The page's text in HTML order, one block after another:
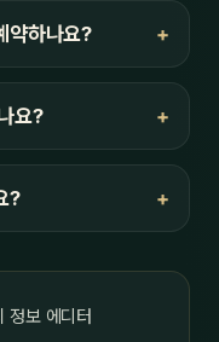
약하나요?
요?
?
정보 에디터